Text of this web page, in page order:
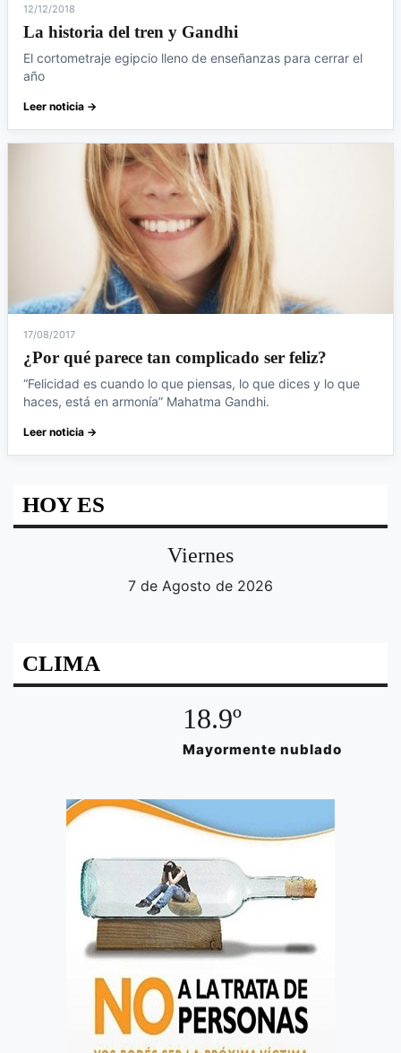
12/12/2018
La historia del tren y Gandhi
El cortometraje egipcio lleno de enseñanzas para cerrar el
año
Leer noticia →
17/08/2017
¿Por qué parece tan complicado ser feliz?
“Felicidad es cuando lo que piensas, lo que dices y lo que
haces, está en armonía” Mahatma Gandhi.
Leer noticia →
HOY ES
Viernes
7 de Agosto de 2026
CLIMA
18.9º
Mayormente nublado